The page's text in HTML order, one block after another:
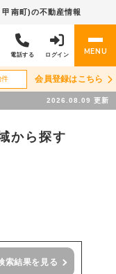
南町)の不動産情報
電話する ログイン MENU
件 会員登録はこちら
2026.08.09 更新
から探す
索結果を見る